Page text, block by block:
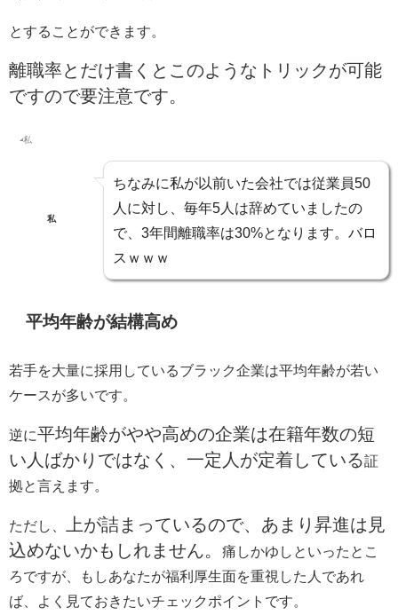
とすることができます。
離職率とだけ書くとこのようなトリックが可能
ですので要注意です。
私
ちなみに私が以前いた会社では従業員50
人に対し、毎年5人は辞めていましたの
で、3年間離職率は30%となります。バロ
スｗｗｗ
平均年齢が結構高め
若手を大量に採用しているブラック企業は平均年齢が若い
ケースが多いです。
逆に平均年齢がやや高めの企業は在籍年数の短
い人ばかりではなく、一定人が定着している証
拠と言えます。
ただし、
上が詰まっているので、あまり昇進は見
込めないかもしれません。
痛しかゆしといったとこ
ろですが、もしあなたが福利厚生面を重視した人であれ
ば、よく見ておきたいチェックポイントです。